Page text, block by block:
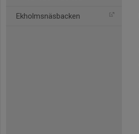
Ekholmsnäsbacken